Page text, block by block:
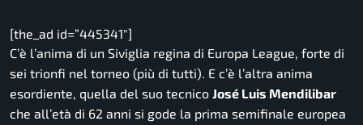
[the_ad id=”445341″]
C’è l’anima di un Siviglia regina di Europa League, forte di
sei trionfi nel torneo (più di tutti). E c’è l’altra anima
esordiente, quella del suo tecnico José Luis Mendilibar
che all’età di 62 anni si gode la prima semifinale europea